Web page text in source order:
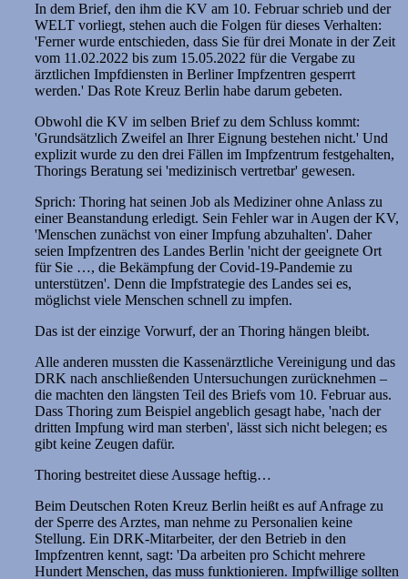
In dem Brief, den ihm die KV am 10. Februar schrieb und der
WELT vorliegt, stehen auch die Folgen für dieses Verhalten:
'Ferner wurde entschieden, dass Sie für drei Monate in der Zeit
vom 11.02.2022 bis zum 15.05.2022 für die Vergabe zu
ärztlichen Impfdiensten in Berliner Impfzentren gesperrt
werden.' Das Rote Kreuz Berlin habe darum gebeten.
Obwohl die KV im selben Brief zu dem Schluss kommt:
'Grundsätzlich Zweifel an Ihrer Eignung bestehen nicht.' Und
explizit wurde zu den drei Fällen im Impfzentrum festgehalten,
Thorings Beratung sei 'medizinisch vertretbar' gewesen.
Sprich: Thoring hat seinen Job als Mediziner ohne Anlass zu
einer Beanstandung erledigt. Sein Fehler war in Augen der KV,
'Menschen zunächst von einer Impfung abzuhalten'. Daher
seien Impfzentren des Landes Berlin 'nicht der geeignete Ort
für Sie …, die Bekämpfung der Covid-19-Pandemie zu
unterstützen'. Denn die Impfstrategie des Landes sei es,
möglichst viele Menschen schnell zu impfen.
Das ist der einzige Vorwurf, der an Thoring hängen bleibt.
Alle anderen mussten die Kassenärztliche Vereinigung und das
DRK nach anschließenden Untersuchungen zurücknehmen –
die machten den längsten Teil des Briefs vom 10. Februar aus.
Dass Thoring zum Beispiel angeblich gesagt habe, 'nach der
dritten Impfung wird man sterben', lässt sich nicht belegen; es
gibt keine Zeugen dafür.
Thoring bestreitet diese Aussage heftig…
Beim Deutschen Roten Kreuz Berlin heißt es auf Anfrage zu
der Sperre des Arztes, man nehme zu Personalien keine
Stellung. Ein DRK-Mitarbeiter, der den Betrieb in den
Impfzentren kennt, sagt: 'Da arbeiten pro Schicht mehrere
Hundert Menschen, das muss funktionieren. Impfwillige sollten